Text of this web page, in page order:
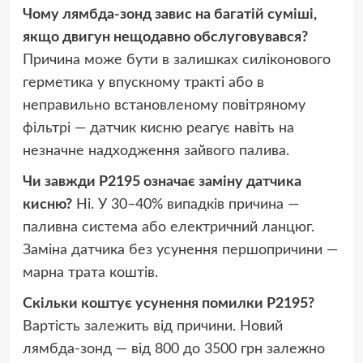
Чому лямбда-зонд завис на багатій суміші,
якщо двигун нещодавно обслуговувався?
Причина може бути в залишках силіконового
герметика у впускному тракті або в
неправильно встановленому повітряному
фільтрі — датчик кисню реагує навіть на
незначне надходження зайвого палива.
Чи завжди P2195 означає заміну датчика
кисню?Ні. У 30–40% випадків причина —
паливна система або електричний ланцюг.
Заміна датчика без усунення першопричини —
марна трата коштів.
Скільки коштує усунення помилки P2195?
Вартість залежить від причини. Новий
лямбда-зонд — від 800 до 3500 грн залежно